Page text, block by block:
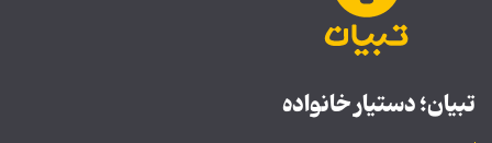
تبیان؛ دستیار خانواده